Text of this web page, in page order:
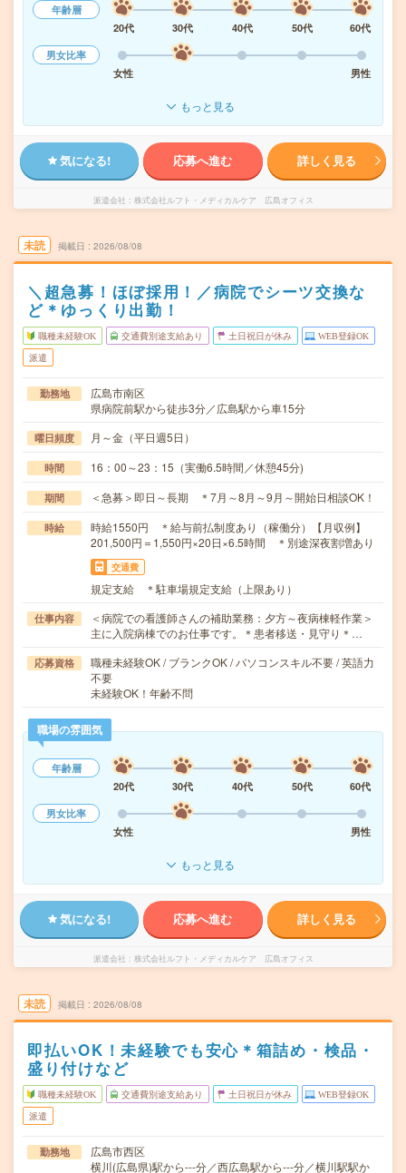
年齢層
20代
30代 40代 50代
60代
男女比率
女性
男性
もっと見る
気になる! 応募へ進む 詳しく見る
派遣会社 株式会社ルフト・メディカルケア 広島オフィス
未読 掲載日 2026/08/08
＼超急募！ほぼ採用！／病院でシーツ交換な
ど＊ゆっくり出勤！
職種未経験OK 交通費別途支給あり 土日祝日が休み WEB登録OK
派遣
勤務地
広島市南区
県病院前駅から徒歩3分／広島駅から車15分
曜日頻度 月～金（平日週5日）
時間 16：00～23：15（実働6.5時間／休憩45分)
期間 ＜急募＞即日～長期 ＊7月～8月～9月～開始日相談OK！
時給
時給1550円 ＊給与前払制度あり（稼働分）【月収例】
201,500円＝1,550円×20日×6.5時間 ＊別途深夜割増あり
交通費
規定支給 ＊駐車場規定支給（上限あり）
仕事内容
＜病院での看護師さんの補助業務：夕方～夜病棟軽作業＞
主に入院病棟でのお仕事です。＊患者移送・見守り＊…
応募資格
職種未経験OK / ブランクOK / パソコンスキル不要 / 英語力
不要
未経験OK！年齢不問
職場の雰囲気
年齢層
20代
30代 40代 50代
60代
男女比率
女性
男性
もっと見る
気になる! 応募へ進む 詳しく見る
派遣会社 株式会社ルフト・メディカルケア 広島オフィス
未読 掲載日 2026/08/08
即払いOK！未経験でも安心＊箱詰め・検品・
盛り付けなど
職種未経験OK 交通費別途支給あり 土日祝日が休み WEB登録OK
派遣
勤務地
広島市西区
横川(広島県)駅から---分／西広島駅から---分／横川駅駅か